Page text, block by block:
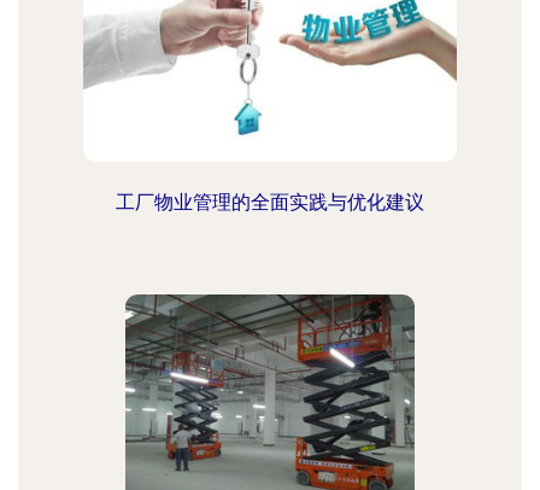
工厂物业管理的全面实践与优化建议